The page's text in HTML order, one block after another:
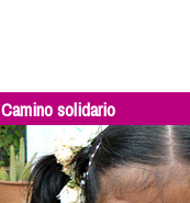
Camino solidario